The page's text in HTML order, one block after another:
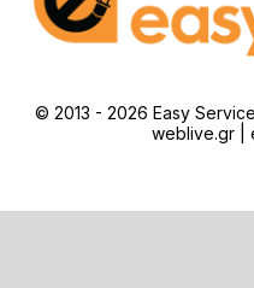
© 2013 - 2026 Easy
weblive.gr |